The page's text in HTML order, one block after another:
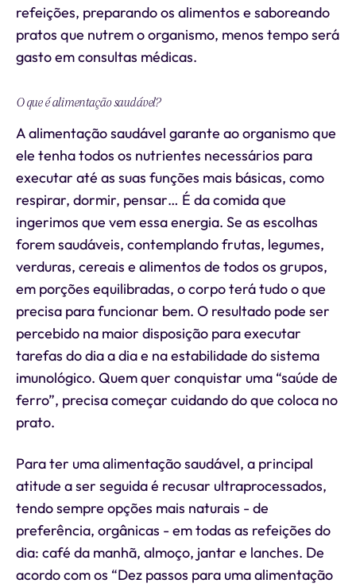
refeições, preparando os alimentos e saboreando
pratos que nutrem o organismo, menos tempo será
gasto em consultas médicas.
O que é alimentação saudável?
A alimentação saudável garante ao organismo que
ele tenha todos os nutrientes necessários para
executar até as suas funções mais básicas, como
respirar, dormir, pensar… É da comida que
ingerimos que vem essa energia. Se as escolhas
forem saudáveis, contemplando frutas, legumes,
verduras, cereais e alimentos de todos os grupos,
em porções equilibradas, o corpo terá tudo o que
precisa para funcionar bem. O resultado pode ser
percebido na maior disposição para executar
tarefas do dia a dia e na estabilidade do sistema
imunológico. Quem quer conquistar uma “saúde de
ferro”, precisa começar cuidando do que coloca no
prato.
Para ter uma alimentação saudável, a principal
atitude a ser seguida é recusar ultraprocessados,
tendo sempre opções mais naturais - de
preferência, orgânicas - em todas as refeições do
dia: café da manhã, almoço, jantar e lanches. De
acordo com os “Dez passos para uma alimentação